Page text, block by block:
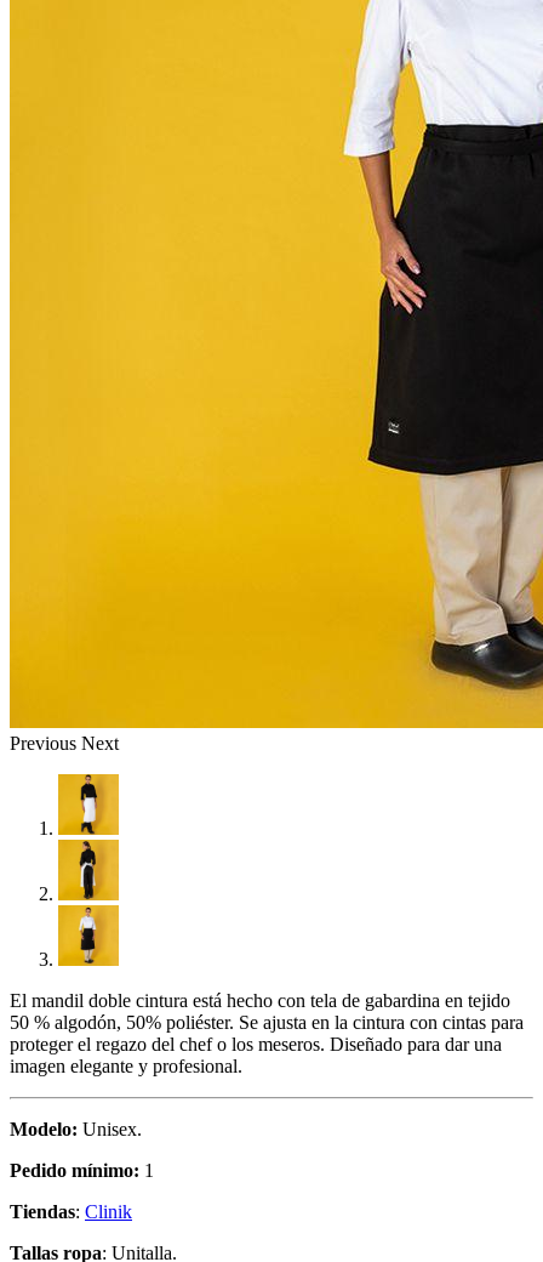
Previous Next
El mandil doble cintura está hecho con tela de gabardina en tejido
50 % algodón, 50% poliéster. Se ajusta en la cintura con cintas para
proteger el regazo del chef o los meseros. Diseñado para dar una
imagen elegante y profesional.
Modelo: Unisex.
Pedido mínimo: 1
Tiendas: Clinik
Tallas ropa: Unitalla.